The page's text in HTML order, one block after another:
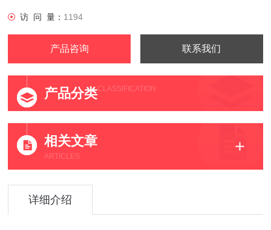
访 问 量： 1194
产品咨询 联系我们
产品分类CLASSIFICATION
相关文章
ARTICLES
详细介绍